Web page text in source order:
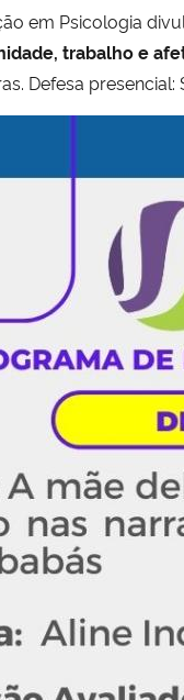
em Psicologia
trabalho e
Defesa presencial: